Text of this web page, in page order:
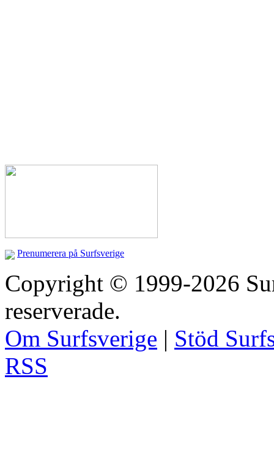
Prenumerera på Surfsverige
Copyright © 1999-2026
reserverade.
Om Surfsverige | Stöd
RSS